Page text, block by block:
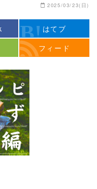
2025/03/23(日)
はてブ
フィード